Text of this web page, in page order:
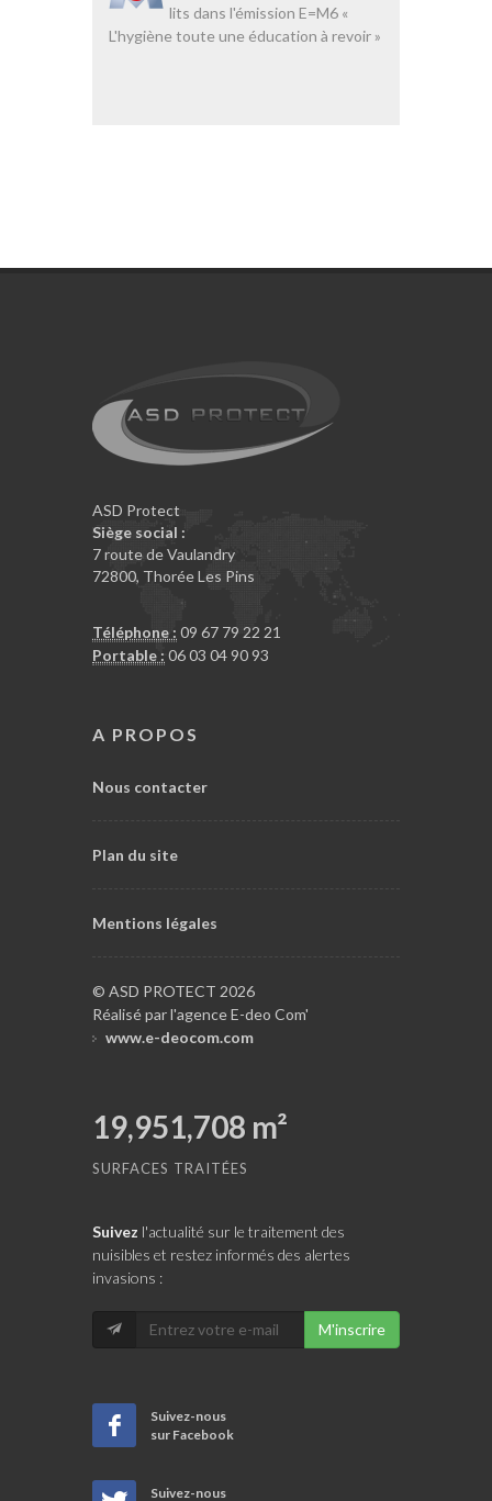
lits dans l'émission E=M6 «
L'hygiène toute une éducation à revoir »
ASD Protect
Siège social :
7 route de Vaulandry
72800, Thorée Les Pins
Téléphone : 09 67 79 22 21
Portable : 06 03 04 90 93
A PROPOS
Nous contacter
Plan du site
Mentions légales
© ASD PROTECT 2026
Réalisé par l'agence E-deo Com'
www.e-deocom.com
19,951,708 m²
SURFACES TRAITÉES
Suivez l'actualité sur le traitement des
nuisibles et restez informés des alertes
invasions :
M'inscrire
Suivez-nous
sur Facebook
Suivez-nous